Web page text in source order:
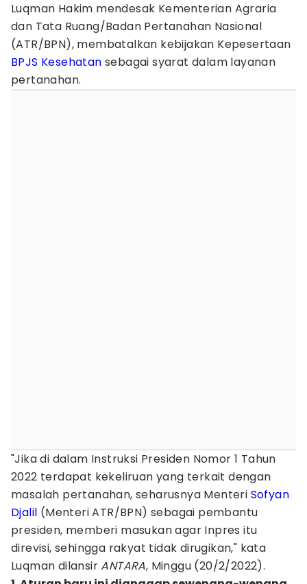
Luqman Hakim mendesak Kementerian Agraria
dan Tata Ruang/Badan Pertanahan Nasional
(ATR/BPN), membatalkan kebijakan Kepesertaan
BPJS Kesehatan sebagai syarat dalam layanan
pertanahan.
"Jika di dalam Instruksi Presiden Nomor 1 Tahun
2022 terdapat kekeliruan yang terkait dengan
masalah pertanahan, seharusnya Menteri Sofyan
Djalil (Menteri ATR/BPN) sebagai pembantu
presiden, memberi masukan agar Inpres itu
direvisi, sehingga rakyat tidak dirugikan," kata
Luqman dilansirANTARA, Minggu (20/2/2022).